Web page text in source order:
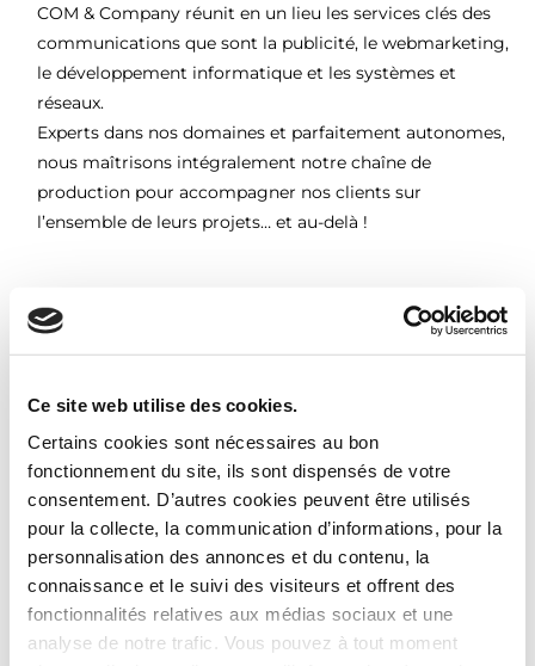
Ce site web utilise des cookies.
Certains cookies sont nécessaires au bon
fonctionnement du site, ils sont dispensés de votre
consentement. D’autres cookies peuvent être utilisés
pour la collecte, la communication d’informations, pour la
personnalisation des annonces et du contenu, la
connaissance et le suivi des visiteurs et offrent des
fonctionnalités relatives aux médias sociaux et une
analyse de notre trafic. Vous pouvez à tout moment
Notre agence
Nos métiers
Nos réalisations
COM & Company réunit en un lieu les services clés des
communications que sont la publicité, le webmarketing,
le développement informatique et les systèmes et
réseaux.
Experts dans nos domaines et parfaitement autonomes,
nous maîtrisons intégralement notre chaîne de
production pour accompagner nos clients sur
l’ensemble de leurs projets… et au-delà !
COM & Company ne serait rien sans le talent et la complicité
des hommes et des femmes qui la composent. Réunis
autour des mêmes envies, de la même soif de réussir, nous
avons fait de la diversité notre principal atout. Nos
différentes expertises, visions, approches et la richesse de
nos expériences nous ont permis de nourrir un modèle
hétéroclite où l’échange et le partage sont les maitres-mots.